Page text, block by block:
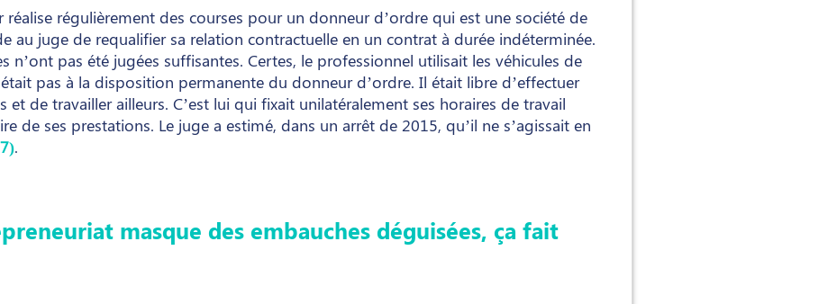
réalise régulièrement des courses pour un donneur d’ordre qui est une société de
au juge de requalifier sa relation contractuelle en un contrat à durée indéterminée.
n’ont pas été jugées suffisantes. Certes, le professionnel utilisait les véhicules de
pas à la disposition permanente du donneur d’ordre. Il était libre d’effectuer
et de travailler ailleurs. C’est lui qui fixait unilatéralement ses horaires de travail
de ses prestations. Le juge a estimé, dans un arrêt de 2015, qu’il ne s’agissait en
.
masque des embauches déguisées, ça fait